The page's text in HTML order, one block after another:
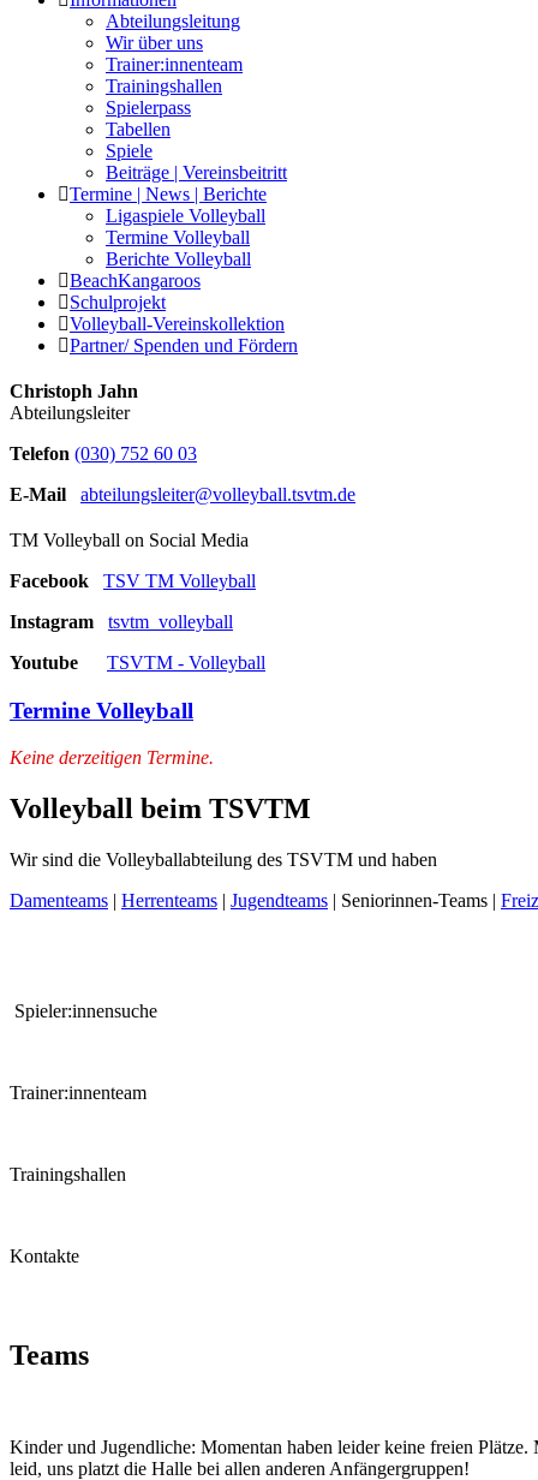
Abteilungsleitung
Wir über uns
Trainer:innenteam
Trainingshallen
Spielerpass
Tabellen
Spiele
Beiträge | Vereinsbeitritt
Termine | News | Berichte
Ligaspiele Volleyball
Termine Volleyball
Berichte Volleyball
BeachKangaroos
Schulprojekt
Volleyball-Vereinskollektion
Partner/ Spenden und Fördern
Christoph Jahn
Abteilungsleiter
Telefon (030) 752 60 03
E-Mail abteilungsleiter@volleyball.tsvtm.de
TM Volleyball on Social Media
Facebook TSV TM Volleyball
Instagram tsvtm_volleyball
Youtube TSVTM - Volleyball
Termine Volleyball
Keine derzeitigen Termine.
Volleyball beim TSVTM
Wir sind die Volleyballabteilung des TSVTM und haben
Damenteams | Herrenteams | Jugendteams | Seniorinnen-Teams |
Spieler:innensuche
Trainer:innenteam
Trainingshallen
Kontakte
Teams
Kinder und Jugendliche: Momentan haben leider keine freien
leid, uns platzt die Halle bei allen anderen Anfängergruppen!